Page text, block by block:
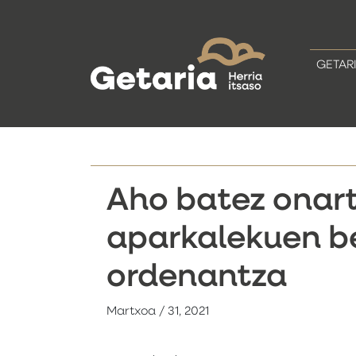
Aho batez
aparkalekuen
ordenantza
Martxoa / 31, 2021